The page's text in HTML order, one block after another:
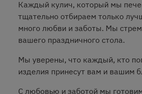
Каждый кулич, который мы
тщательно отбираем только
много любви и заботы. Мы
вашего праздничного стола.
Мы уверены, что каждый, кто
изделия принесут вам и вашим
С любовью и заботой мы